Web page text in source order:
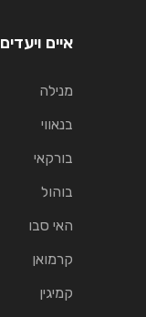
איים ויעדים
מנילה
בנאווי
בורקאי
בוהול
האי סבו
קרמואן
קמיגין